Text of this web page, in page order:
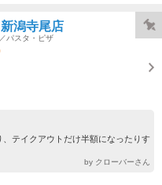
潟寺尾店
パスタ・ピザ
テイクアウトだけ半額になったりす
by クローバーさん